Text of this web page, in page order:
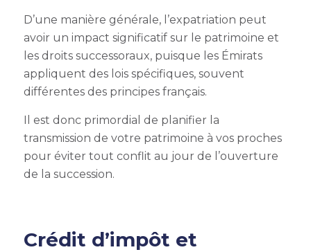
D’une manière générale, l’expatriation peut
avoir un impact significatif sur le patrimoine et
les droits successoraux, puisque les Émirats
appliquent des lois spécifiques, souvent
différentes des principes français.
Il est donc primordial de planifier la
transmission de votre patrimoine à vos proches
pour éviter tout conflit au jour de l’ouverture
de la succession.
Crédit d’impôt et